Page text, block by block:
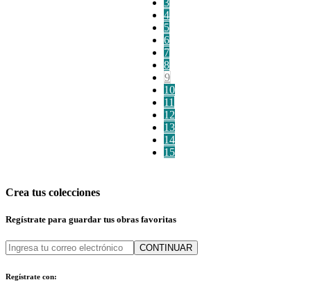
4
5
6
7
8
9
10
11
12
13
14
15
Crea tus colecciones
Regístrate para guardar tus obras favoritas
CONTINUAR
Regístrate con: